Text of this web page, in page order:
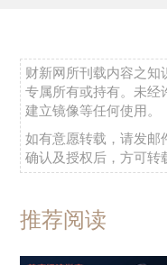
财新网所刊载内容之知
专属所有或持有。未经
建立镜像等任何使用。
如有意愿转载，请发邮
确认及授权后，方可转
推荐阅读